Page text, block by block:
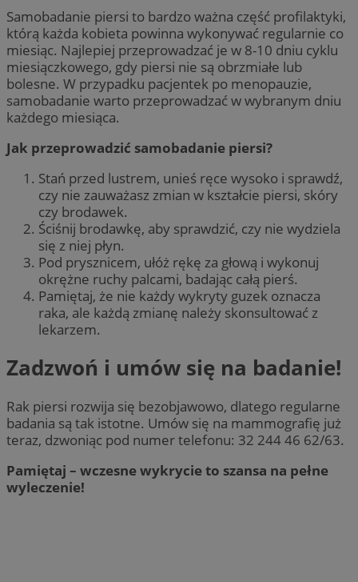
Samobadanie piersi to bardzo ważna część profilaktyki,
którą każda kobieta powinna wykonywać regularnie co
miesiąc. Najlepiej przeprowadzać je w 8-10 dniu cyklu
miesiączkowego, gdy piersi nie są obrzmiałe lub
bolesne. W przypadku pacjentek po menopauzie,
samobadanie warto przeprowadzać w wybranym dniu
każdego miesiąca.
Jak przeprowadzić samobadanie piersi?
Stań przed lustrem, unieś ręce wysoko i sprawdź,
czy nie zauważasz zmian w kształcie piersi, skóry
czy brodawek.
Ściśnij brodawkę, aby sprawdzić, czy nie wydziela
się z niej płyn.
Pod prysznicem, ułóż rękę za głową i wykonuj
okrężne ruchy palcami, badając całą pierś.
Pamiętaj, że nie każdy wykryty guzek oznacza
raka, ale każdą zmianę należy skonsultować z
lekarzem.
Zadzwoń i umów się na badanie!
Rak piersi rozwija się bezobjawowo, dlatego regularne
badania są tak istotne. Umów się na mammografię już
teraz, dzwoniąc pod numer telefonu: 32 244 46 62/63.
Pamiętaj – wczesne wykrycie to szansa na pełne
wyleczenie!